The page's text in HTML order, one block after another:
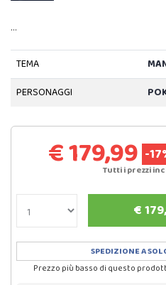
…
TEMA
PERSONAGGI
€ 179,99 -
Tutti i prezzi
€
SPEDIZIONE A
Prezzo più basso di questo